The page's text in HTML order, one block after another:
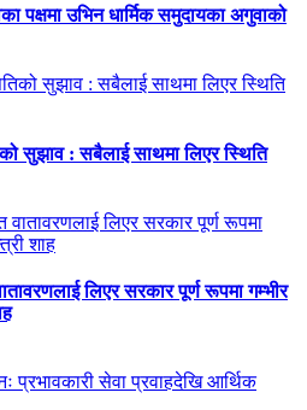
पक्षमा उभिन धार्मिक समुदायका अगुवाको
सुझाव : सबैलाई साथमा लिएर स्थिति
लिएर सरकार पूर्ण रूपमा गम्भीर